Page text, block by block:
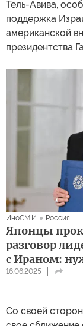
Тель-Авива,
поддержка
американской
президентства
ИноСМИ Россия
Японцы
разговор
с Ираном:
16.06.2025
Со своей